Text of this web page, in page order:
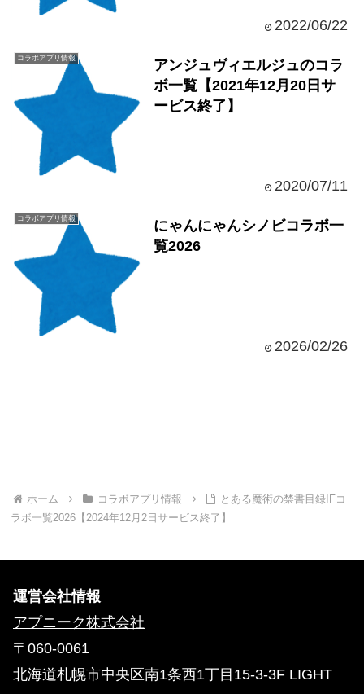
2022/06/22
コラボアプリ情報
アンジュヴィエルジュのコラ
ボ一覧【2021年12月20日サ
ービス終了】
2020/07/11
コラボアプリ情報
にゃんにゃんシノビコラボ一
覧2026
2026/02/26
ホーム コラボアプリ情報
とある魔術の禁書目録IFコ
ラボ一覧2026【2024年12月2日サービス終了】
運営会社情報
アプニーク株式会社
〒060-0061
北海道札幌市中央区南1条西1丁目15-3-3F LIGHT